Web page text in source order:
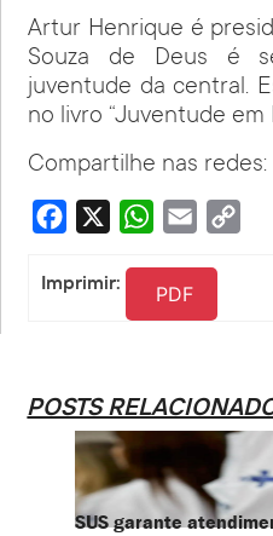
Artur Henrique é
Souza de Deus é
juventude da central.
no livro “Juventude em
Compartilhe nas redes:
Facebook WhatsApp
Email
Imprimir: PDF
POSTS
SUS garante